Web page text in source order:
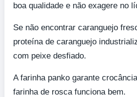
boa qualidade e não exagere no
Se não encontrar caranguejo
proteína de caranguejo
com peixe desfiado.
A farinha panko garante
farinha de rosca funciona bem.